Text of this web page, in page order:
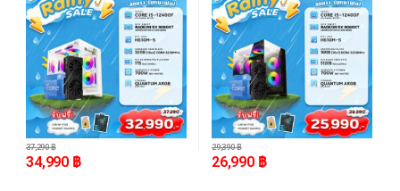
- 6%
34,990 ฿
37,290฿
- 8%
26,990 ฿
29,390฿